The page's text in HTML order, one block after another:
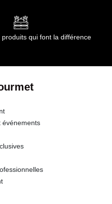
produits qui font la différence
événements